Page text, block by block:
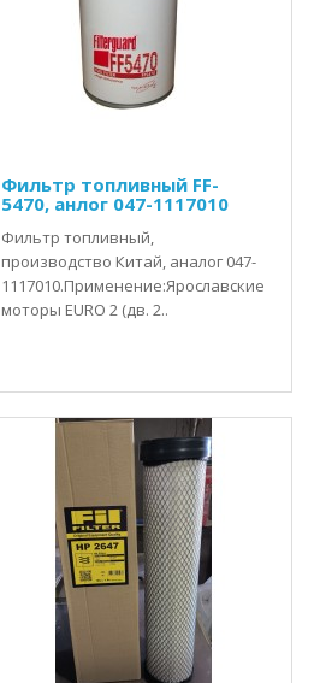
P550004DONG
Фильтр топливный FF-
5470, анлог 047-1117010
Фильтр топливный,
производство Китай, аналог 047-
1117010.Применение:Ярославские
моторы EURO 2 (дв. 2..